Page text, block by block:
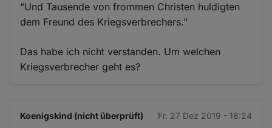
"Und Tausende von frommen Christen huldigten
dem Freund des Kriegsverbrechers."
Das habe ich nicht verstanden. Um welchen
Kriegsverbrecher geht es?
Koenigskind (nicht überprüft) Fr. 27 Dez 2019 - 18:24